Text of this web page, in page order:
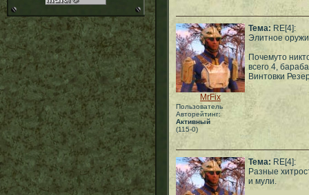
MrFix
Пользователь
Авторейтинг:
Активный
(115-0)
Тема: RE[4]:
Элитное
Почемуто
всего 4,
Винтовки
Тема: RE[4]:
Разные
и мули.